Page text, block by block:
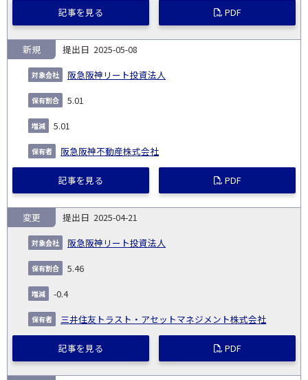
記事を見る PDF
2025-05-08
阪急阪神リート投資法人
新規
5.01
5.01
阪急阪神不動産株式会社
記事を見る PDF
2025-04-21
阪急阪神リート投資法人
変更
5.46
-0.4
三井住友トラスト・アセットマネジメント株式会社
記事を見る PDF